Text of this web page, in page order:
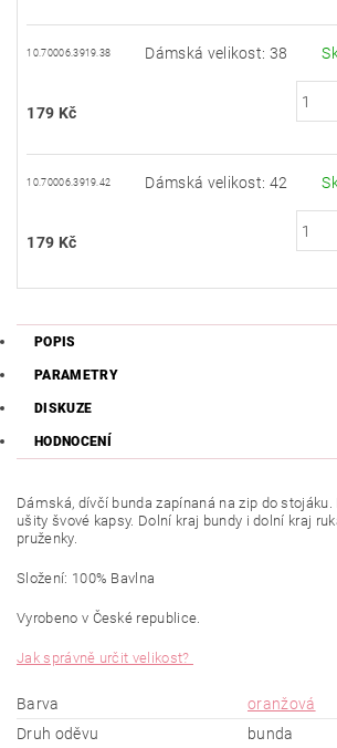
10.70006.3919.38 Dámská velikost: 38
179 Kč
10.70006.3919.42 Dámská velikost: 42
179 Kč
POPIS
PARAMETRY
DISKUZE
HODNOCENÍ
Dámská, dívčí bunda zapínaná na zip do
ušity švové kapsy. Dolní kraj bundy i dolní kraj
pruženky.
Složení: 100% Bavlna
Vyrobeno v České republice.
Jak správně určit velikost?
Barva
oranžová
Druh oděvu
bunda